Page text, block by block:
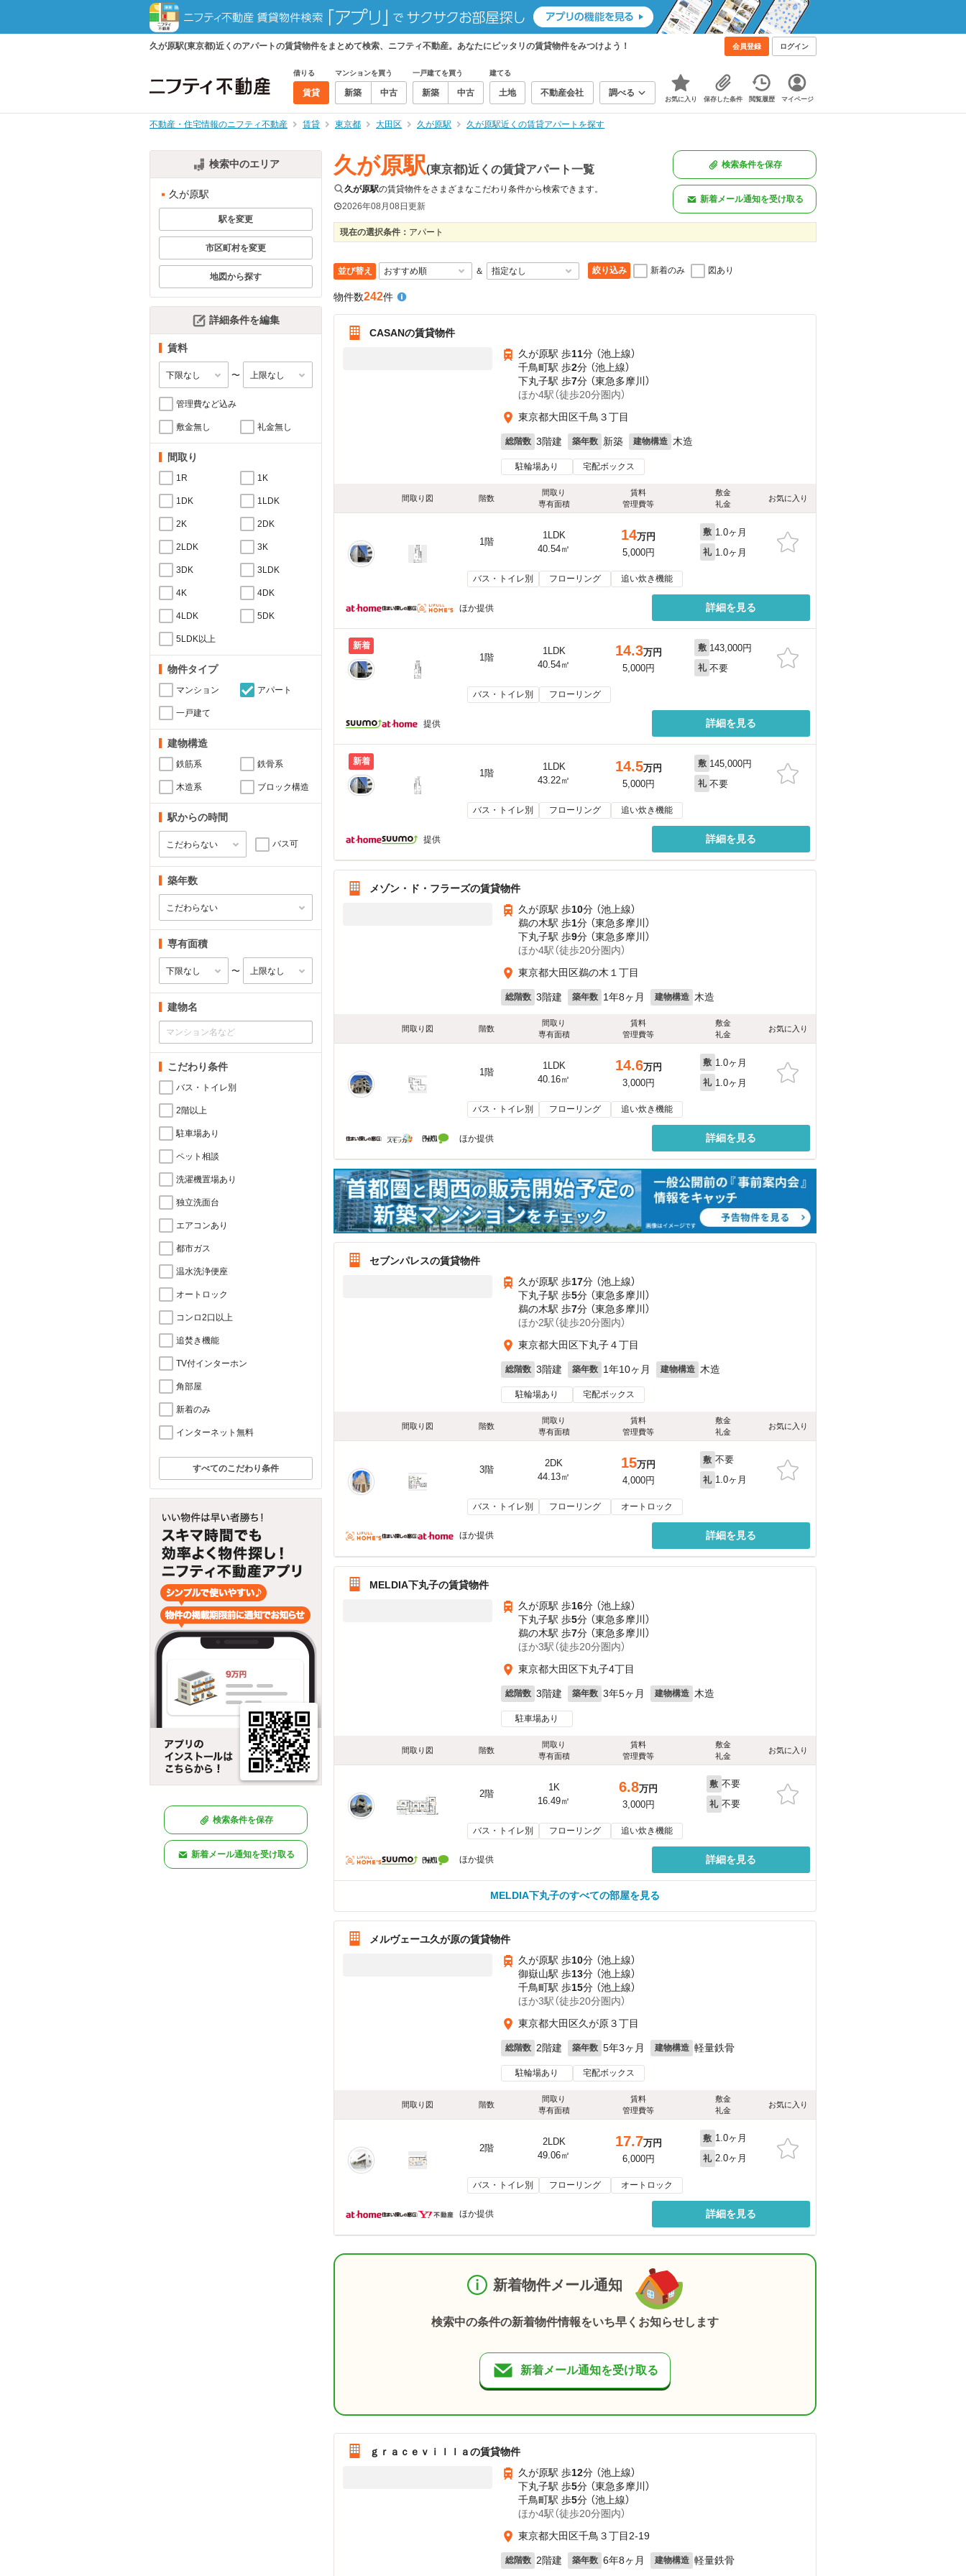
久が原駅(東京都)近くのアパートの賃貸物件をまとめて検索、ニフティ不動産。あなたにピッタリの賃貸物件をみつけよう！ 会員登録 ログイン
借りる
賃貸
マンションを買う
新築 中古
一戸建てを買う
新築 中古
建てる
土地 不動産会社 調べる
お気に入り 保存した条件 閲覧履歴 マイページ
不動産・住宅情報のニフティ不動産 賃貸 東京都 大田区 久が原駅 久が原駅近くの賃貸アパートを探す
検索中のエリア
久が原駅
駅を変更
市区町村を変更
地図から探す
詳細条件を編集
賃料
〜
管理費など込み
敷金無し 礼金無し
間取り
1R 1K
1DK 1LDK
2K 2DK
2LDK 3K
3DK 3LDK
4K 4DK
4LDK 5DK
5LDK以上
物件タイプ
マンション アパート
一戸建て
建物構造
鉄筋系 鉄骨系
木造系 ブロック構造
駅からの時間
バス可
築年数
専有面積
〜
建物名
こだわり条件
バス・トイレ別
2階以上
駐車場あり
ペット相談
洗濯機置場あり
独立洗面台
エアコンあり
都市ガス
温水洗浄便座
オートロック
コンロ2口以上
追焚き機能
TV付インターホン
角部屋
新着のみ
インターネット無料
すべてのこだわり条件
検索条件を保存
新着メール通知を受け取る
久が原駅(東京都)近くの賃貸アパート一覧
久が原駅の賃貸物件をさまざまなこだわり条件から検索できます。
2026年08月08日更新
検索条件を保存
新着メール通知を受け取る
現在の選択条件： アパート
並び替え ＆ 絞り込み 新着のみ 図あり
物件数242件
CASANの賃貸物件
久が原駅 歩11分 （池上線）
千鳥町駅 歩2分 （池上線）
下丸子駅 歩7分 （東急多摩川）
ほか4駅（徒歩20分圏内）
東京都大田区千鳥３丁目
総階数 3階建 築年数 新築 建物構造 木造
駐輪場あり 宅配ボックス
間取り図 階数
間取り
専有面積
賃料
管理費等
敷金
礼金
お気に入り
1階
1LDK
40.54㎡
14万円
5,000円
敷 1.0ヶ月
礼 1.0ヶ月
バス・トイレ別 フローリング 追い炊き機能
ほか提供 詳細を見る
新着
1階
1LDK
40.54㎡
14.3万円
5,000円
敷 143,000円
礼 不要
バス・トイレ別 フローリング
提供 詳細を見る
新着
1階
1LDK
43.22㎡
14.5万円
5,000円
敷 145,000円
礼 不要
バス・トイレ別 フローリング 追い炊き機能
提供 詳細を見る
メゾン・ド・フラーズの賃貸物件
久が原駅 歩10分 （池上線）
鵜の木駅 歩1分 （東急多摩川）
下丸子駅 歩9分 （東急多摩川）
ほか4駅（徒歩20分圏内）
東京都大田区鵜の木１丁目
総階数 3階建 築年数 1年8ヶ月 建物構造 木造
間取り図 階数
間取り
専有面積
賃料
管理費等
敷金
礼金
お気に入り
1階
1LDK
40.16㎡
14.6万円
3,000円
敷 1.0ヶ月
礼 1.0ヶ月
バス・トイレ別 フローリング 追い炊き機能
ほか提供 詳細を見る
セブンパレスの賃貸物件
久が原駅 歩17分 （池上線）
下丸子駅 歩5分 （東急多摩川）
鵜の木駅 歩7分 （東急多摩川）
ほか2駅（徒歩20分圏内）
東京都大田区下丸子４丁目
総階数 3階建 築年数 1年10ヶ月 建物構造 木造
駐輪場あり 宅配ボックス
間取り図 階数
間取り
専有面積
賃料
管理費等
敷金
礼金
お気に入り
3階
2DK
44.13㎡
15万円
4,000円
敷 不要
礼 1.0ヶ月
バス・トイレ別 フローリング オートロック
ほか提供 詳細を見る
MELDIA下丸子の賃貸物件
久が原駅 歩16分 （池上線）
下丸子駅 歩5分 （東急多摩川）
鵜の木駅 歩7分 （東急多摩川）
ほか3駅（徒歩20分圏内）
東京都大田区下丸子4丁目
総階数 3階建 築年数 3年5ヶ月 建物構造 木造
駐車場あり
間取り図 階数
間取り
専有面積
賃料
管理費等
敷金
礼金
お気に入り
2階
1K
16.49㎡
6.8万円
3,000円
敷 不要
礼 不要
バス・トイレ別 フローリング 追い炊き機能
ほか提供 詳細を見る
MELDIA下丸子のすべての部屋を見る
メルヴェーユ久が原の賃貸物件
久が原駅 歩10分 （池上線）
御嶽山駅 歩13分 （池上線）
千鳥町駅 歩15分 （池上線）
ほか3駅（徒歩20分圏内）
東京都大田区久が原３丁目
総階数 2階建 築年数 5年3ヶ月 建物構造 軽量鉄骨
駐輪場あり 宅配ボックス
間取り図 階数
間取り
専有面積
賃料
管理費等
敷金
礼金
お気に入り
2階
2LDK
49.06㎡
17.7万円
6,000円
敷 1.0ヶ月
礼 2.0ヶ月
バス・トイレ別 フローリング オートロック
ほか提供 詳細を見る
新着物件メール通知
検索中の条件の新着物件情報をいち早くお知らせします
新着メール通知を受け取る
ｇｒａｃｅｖｉｌｌａの賃貸物件
久が原駅 歩12分 （池上線）
下丸子駅 歩5分 （東急多摩川）
千鳥町駅 歩5分 （池上線）
ほか4駅（徒歩20分圏内）
東京都大田区千鳥３丁目2-19
総階数 2階建 築年数 6年8ヶ月 建物構造 軽量鉄骨